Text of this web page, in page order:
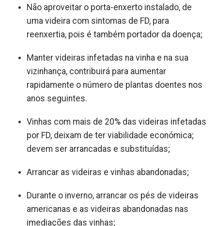
Não aproveitar o porta-enxerto instalado, de
uma videira com sintomas de FD, para
reenxertia, pois é também portador da doença;
Manter videiras infetadas na vinha e na sua
vizinhança, contribuirá para aumentar
rapidamente o número de plantas doentes nos
anos seguintes.
Vinhas com mais de 20% das videiras infetadas
por FD, deixam de ter viabilidade económica;
devem ser arrancadas e substituídas;
Arrancar as videiras e vinhas abandonadas;
Durante o inverno, arrancar os pés de videiras
americanas e as videiras abandonadas nas
imediações das vinhas;